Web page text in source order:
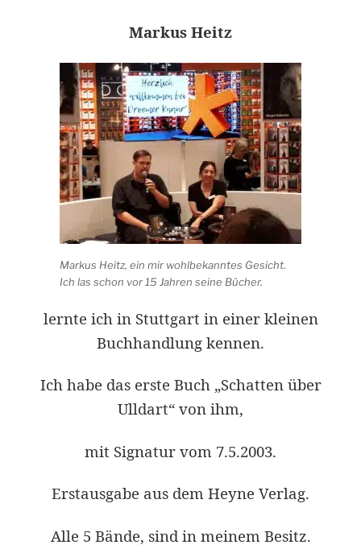
Markus Heitz
Markus Heitz, ein mir wohlbekanntes Gesicht.
Ich las schon vor 15 Jahren seine Bücher.
lernte ich in Stuttgart in einer kleinen
Buchhandlung kennen.
Ich habe das erste Buch „Schatten über
Ulldart“ von ihm,
mit Signatur vom 7.5.2003.
Erstausgabe aus dem Heyne Verlag.
Alle 5 Bände, sind in meinem Besitz.